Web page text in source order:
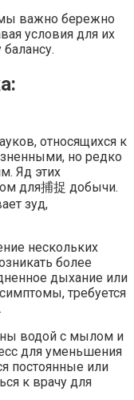
важно бережно
условия для их
относящихся к
но редко
Яд этих
для捕捉 добычи.
зуд,
нескольких
более
дыхание или
требуется
водой с мылом и
для уменьшения
постоянные или
к врачу для